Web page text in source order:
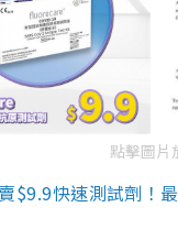
點擊圖片
$9.9快速測試劑！